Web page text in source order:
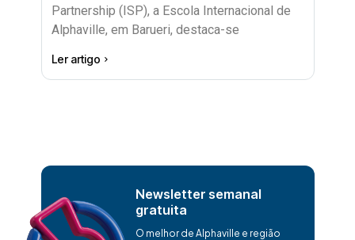
Partnership (ISP), a Escola Internacional de
Alphaville, em Barueri, destaca-se
Ler artigo
Newsletter semanal
gratuita
O melhor de Alphaville e região